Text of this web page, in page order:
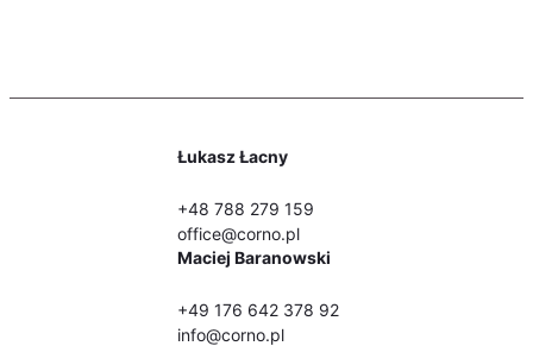
Łukasz Łacny
+48 788 279 159
office@corno.pl
Maciej Baranowski
+49 176 642 378 92
info@corno.pl